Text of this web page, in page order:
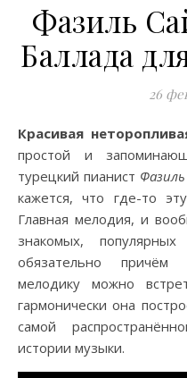
Фазиль
Баллада
26
Красивая
простой и
турецкий пианист
кажется, что где-то
Главная мелодия, и
знакомых,
обязательно причём
мелодику можно
гармонически она
самой
истории музыки.